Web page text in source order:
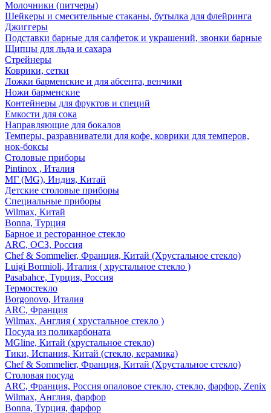
Молочники (питчеры)
Шейкеры и смесительные стаканы, бутылка для флейринга
Джиггеры
Подставки барные для салфеток и украшений, звонки барные
Щипцы для льда и сахара
Стрейнеры
Коврики, сетки
Ложки барменские и для абсента, венчики
Ножи барменские
Контейнеры для фруктов и специй
Емкости для сока
Направляющие для бокалов
Темперы, разравниватели для кофе, коврики для темперов,
нок-боксы
Столовые приборы
Pintinox , Италия
МГ (MG), Индия, Китай
Детские столовые приборы
Специальные приборы
Wilmax, Китай
Bonna, Турция
Барное и ресторанное стекло
ARC, ОСЗ, Россия
Chef & Sommelier, Франция, Китай (Хрустальное стекло)
Luigi Bormioli, Италия ( хрустальное стекло )
Pasabahce, Турция, Россия
Термостекло
Borgonovo, Италия
ARC, Франция
Wilmax, Англия ( хрустальное стекло )
Посуда из поликарбоната
MGline, Китай (хрустальное стекло)
Тики, Испания, Китай (стекло, керамика)
Chef & Sommelier, Франция, Китай (Хрустальное стекло)
Столовая посуда
ARC, Франция, Россия опаловое стекло, стекло, фарфор, Zenix
Wilmax, Англия, фарфор
Bonna, Турция, фарфор